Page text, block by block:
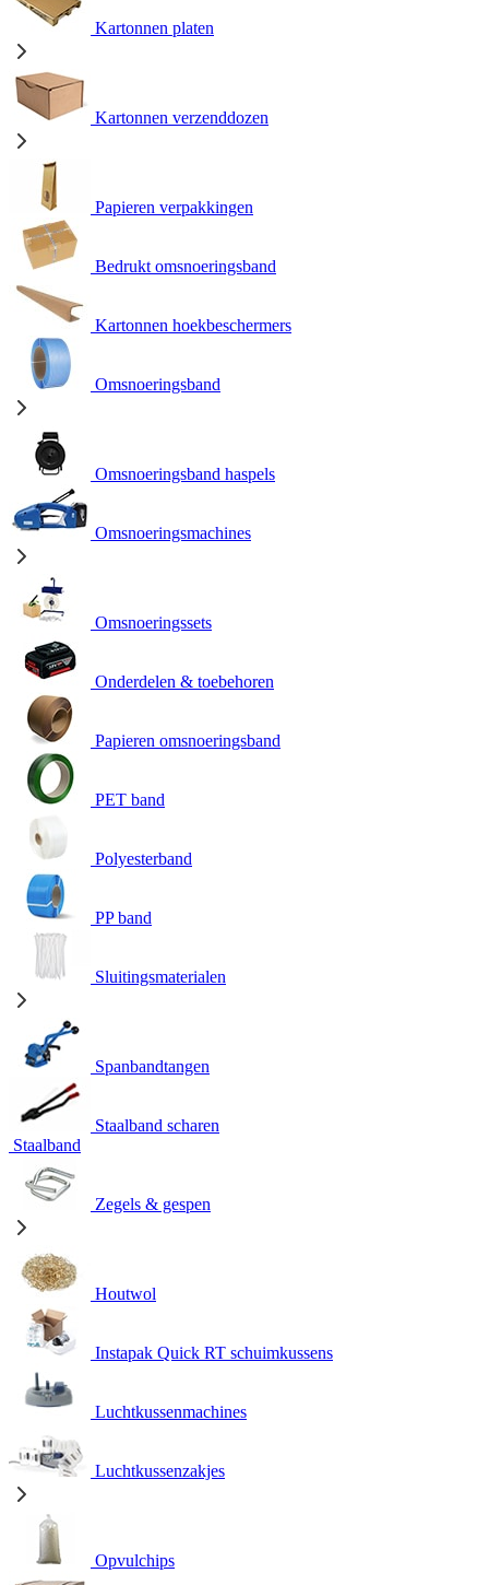
Kartonnen platen
Kartonnen verzenddozen
Papieren verpakkingen
Bedrukt omsnoeringsband
Kartonnen hoekbeschermers
Omsnoeringsband
Omsnoeringsband haspels
Omsnoeringsmachines
Omsnoeringssets
Onderdelen & toebehoren
Papieren omsnoeringsband
PET band
Polyesterband
PP band
Sluitingsmaterialen
Spanbandtangen
Staalband scharen
Staalband
Zegels & gespen
Houtwol
Instapak Quick RT schuimkussens
Luchtkussenmachines
Luchtkussenzakjes
Opvulchips